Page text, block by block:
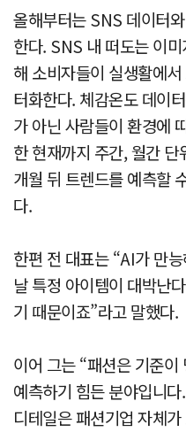
올해부터는 SNS 데이터
한다. SNS 내 떠도는 이
해 소비자들이 실생활에
터화한다. 체감온도 데이
가 아닌 사람들이 환경에
한 현재까지 주간, 월간
개월 뒤 트렌드를 예측할
다.
한편 전 대표는 “AI가 만
날 특정 아이템이 대박난
기 때문이죠”라고 말했다.
이어 그는 “패션은 기준
예측하기 힘든 분야입니
디테일은 패션기업 자체